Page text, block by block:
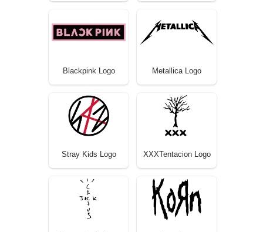
Blackpink Logo Metallica Logo
Stray Kids Logo XXXTentacion Logo